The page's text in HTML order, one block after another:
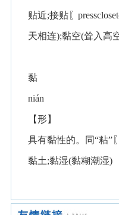
贴近;接贴〖
天相连);黏空(耸入高
黏
nián
【形】
具有黏性的。同“粘”
黏土;黏湿(黏糊潮湿)